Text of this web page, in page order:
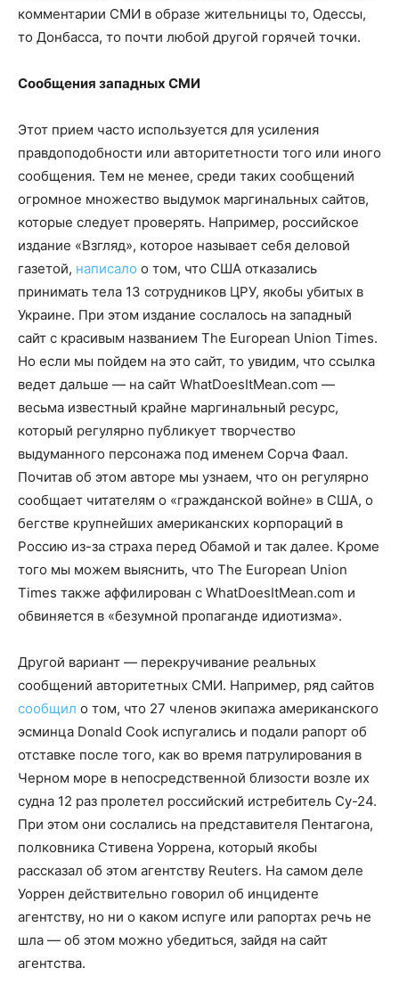
комментарии СМИ в образе жительницы то, Одессы,
то Донбасса, то почти любой другой горячей точки.
Сообщения западных СМИ
Этот прием часто используется для усиления
правдоподобности или авторитетности того или иного
сообщения. Тем не менее, среди таких сообщений
огромное множество выдумок маргинальных сайтов,
которые следует проверять. Например, российское
издание «Взгляд», которое называет себя деловой
газетой, написало о том, что США отказались
принимать тела 13 сотрудников ЦРУ, якобы убитых в
Украине. При этом издание сослалось на западный
сайт с красивым названием The European Union Times.
Но если мы пойдем на это сайт, то увидим, что ссылка
ведет дальше — на сайт WhatDoesItMean.com —
весьма известный крайне маргинальный ресурс,
который регулярно публикует творчество
выдуманного персонажа под именем Сорча Фаал.
Почитав об этом авторе мы узнаем, что он регулярно
сообщает читателям о «гражданской войне» в США, о
бегстве крупнейших американских корпораций в
Россию из-за страха перед Обамой и так далее. Кроме
того мы можем выяснить, что The European Union
Times также аффилирован с WhatDoesItMean.com и
обвиняется в «безумной пропаганде идиотизма».
Другой вариант — перекручивание реальных
сообщений авторитетных СМИ. Например, ряд сайтов
сообщил о том, что 27 членов экипажа американского
эсминца Donald Cook испугались и подали рапорт об
отставке после того, как во время патрулирования в
Черном море в непосредственной близости возле их
судна 12 раз пролетел российский истребитель Су-24.
При этом они сослались на представителя Пентагона,
полковника Стивена Уоррена, который якобы
рассказал об этом агентству Reuters. На самом деле
Уоррен действительно говорил об инциденте
агентству, но ни о каком испуге или рапортах речь не
шла — об этом можно убедиться, зайдя на сайт
агентства.